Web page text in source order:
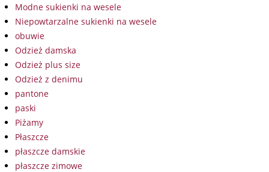
Modne sukienki na wesele
Niepowtarzalne sukienki na wesele
obuwie
Odzież damska
Odzież plus size
Odzież z denimu
pantone
paski
Piżamy
Płaszcze
płaszcze damskie
płaszcze zimowe